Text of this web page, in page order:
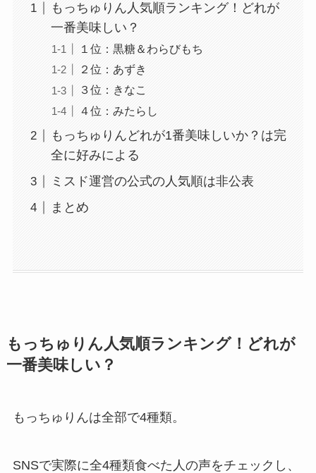
もっちゅりん人気順ランキング！どれが
一番美味しい？
１位：黒糖＆わらびもち
２位：あずき
３位：きなこ
４位：みたらし
もっちゅりんどれが1番美味しいか？は完
全に好みによる
ミスド運営の公式の人気順は非公表
まとめ
もっちゅりん人気順ランキング！どれが
一番美味しい？
もっちゅりんは全部で4種類。
SNSで実際に全4種類食べた人の声をチェックし、